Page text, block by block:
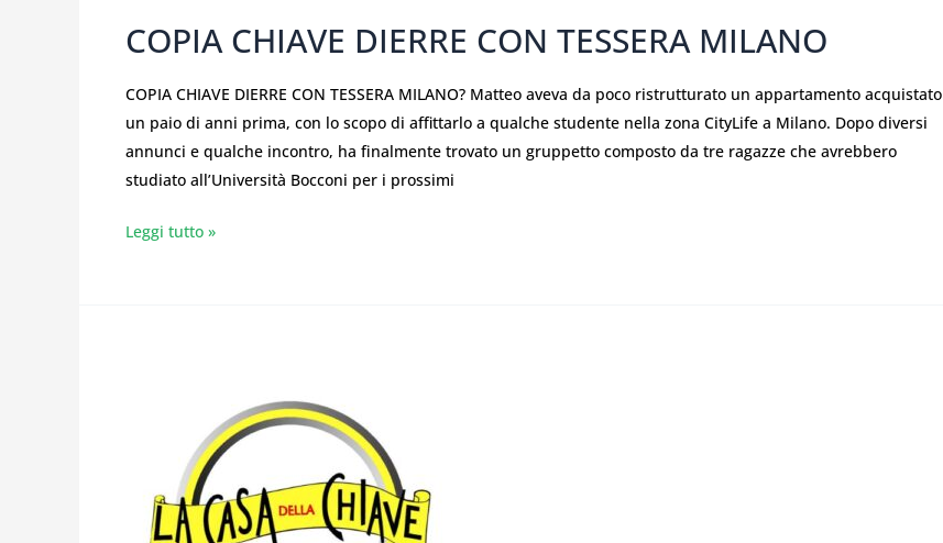
COPIA CHIAVE DIERRE CON TESSERA MILANO
COPIA CHIAVE DIERRE CON TESSERA MILANO? Matteo aveva da poco ristrutturato un appartamento acquistato
un paio di anni prima, con lo scopo di affittarlo a qualche studente nella zona CityLife a Milano. Dopo diversi
annunci e qualche incontro, ha finalmente trovato un gruppetto composto da tre ragazze che avrebbero
studiato all’Università Bocconi per i prossimi
Leggi tutto »